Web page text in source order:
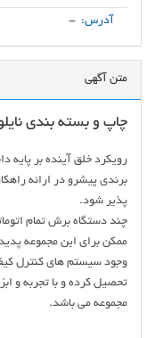
آدرس: -
متن آگهی
چاپ و بسته بندی
رویکرد خلق آینده بر
برندی پیشرو در ارائه
پذیر شود.
چند دستگاه برش تمام
ممکن برای این مجموعه
وجود سیستم های کنترل
تحصیل کرده و با تجربه و
مجموعه می باشد.